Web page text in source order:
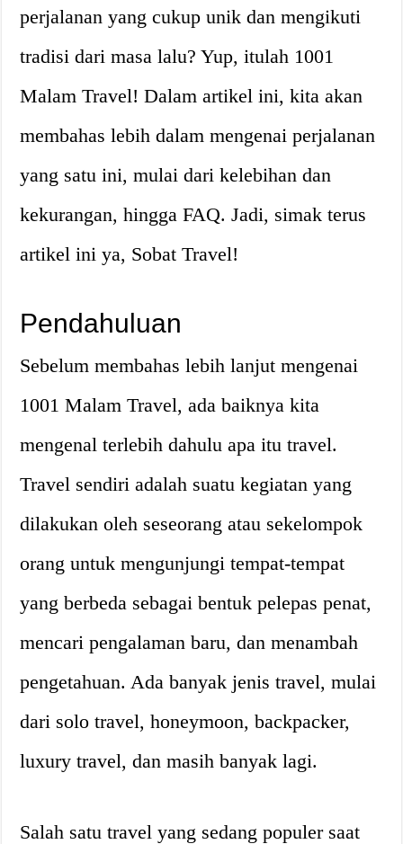
perjalanan yang cukup unik dan mengikuti
tradisi dari masa lalu? Yup, itulah 1001
Malam Travel! Dalam artikel ini, kita akan
membahas lebih dalam mengenai perjalanan
yang satu ini, mulai dari kelebihan dan
kekurangan, hingga FAQ. Jadi, simak terus
artikel ini ya, Sobat Travel!
Pendahuluan
Sebelum membahas lebih lanjut mengenai
1001 Malam Travel, ada baiknya kita
mengenal terlebih dahulu apa itu travel.
Travel sendiri adalah suatu kegiatan yang
dilakukan oleh seseorang atau sekelompok
orang untuk mengunjungi tempat-tempat
yang berbeda sebagai bentuk pelepas penat,
mencari pengalaman baru, dan menambah
pengetahuan. Ada banyak jenis travel, mulai
dari solo travel, honeymoon, backpacker,
luxury travel, dan masih banyak lagi.
Salah satu travel yang sedang populer saat